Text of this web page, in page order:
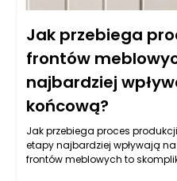
Jak przebiega
frontów
najbardziej
końcową?
Jak przebiega proces
etapy najbardziej wpływają
frontów meblowych to